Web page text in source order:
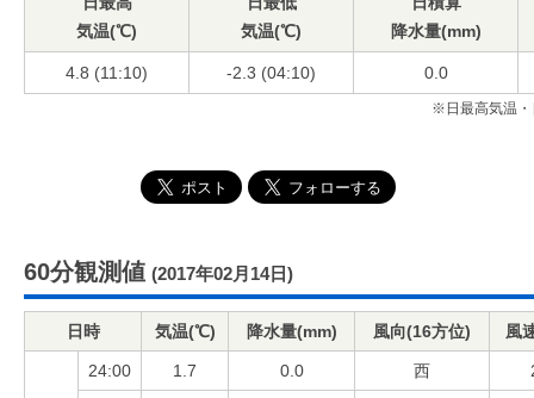
気温(℃)
気温(℃)
降水量(mm)
4.8 (11:10) -2.3 (04:10) 0.0
※日最高気温・
60分観測値 (2017年02月14日)
日時 気温(℃) 降水量(mm) 風向(16方位) 風
24:00 1.7 0.0 西